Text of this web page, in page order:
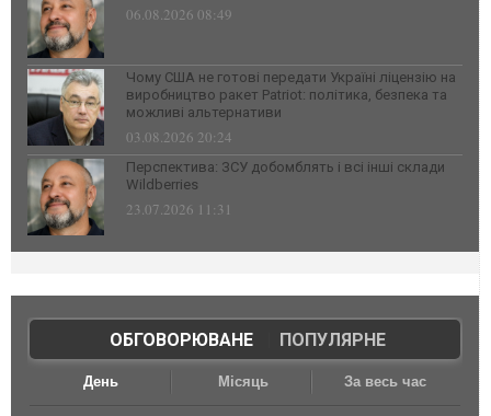
06.08.2026 08:49
Чому США не готові передати Україні ліцензію на
виробництво ракет Patriot: політика, безпека та
можливі альтернативи
03.08.2026 20:24
Перспектива: ЗСУ добомблять і всі інші склади
Wildberries
23.07.2026 11:31
ОБГОВОРЮВАНЕ| ПОПУЛЯРНЕ
День Місяць За весь час